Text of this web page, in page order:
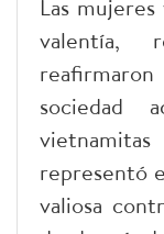
Las
valentía,
sociedad
representó
valiosa